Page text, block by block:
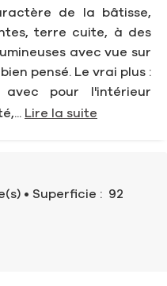
de la bâtisse,
terre cuite, à des
avec vue sur
pensé. Le vrai plus :
pour l'intérieur
Lire la suite
• Superficie : 92